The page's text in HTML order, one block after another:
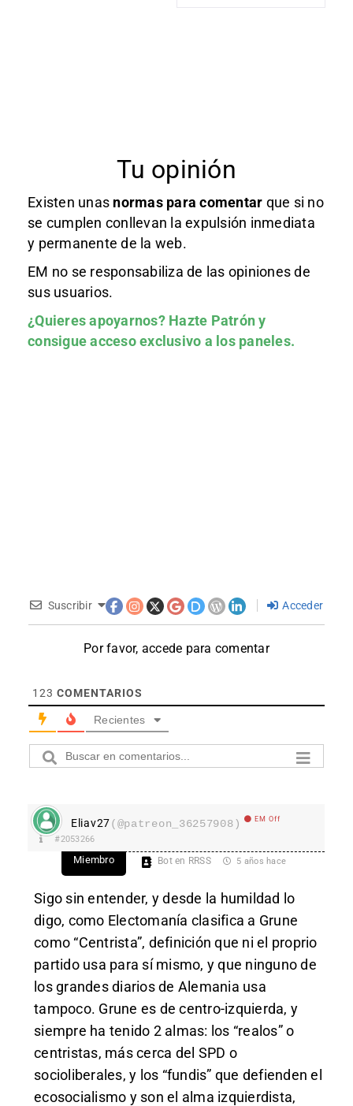
Tu opinión
Existen unas normas para comentar que si no
se cumplen conllevan la expulsión inmediata
y permanente de la web.
EM no se responsabiliza de las opiniones de
sus usuarios.
¿Quieres apoyarnos? Hazte Patróny
consigue acceso exclusivo a los paneles.
Suscribir Acceder
Por favor, accede para comentar
123 COMENTARIOS
Recientes
Eliav27(@patreon_36257908) EM Off
#2053266
Miembro Bot en RRSS 5 años hace
Sigo sin entender, y desde la humildad lo
digo, como Electomanía clasifica a Grune
como “Centrista”, definición que ni el proprio
partido usa para sí mismo, y que ninguno de
los grandes diarios de Alemania usa
tampoco. Grune es de centro-izquierda, y
siempre ha tenido 2 almas: los “realos” o
centristas, más cerca del SPD o
socioliberales, y los “fundis” que defienden el
ecosocialismo y son el alma izquierdista,